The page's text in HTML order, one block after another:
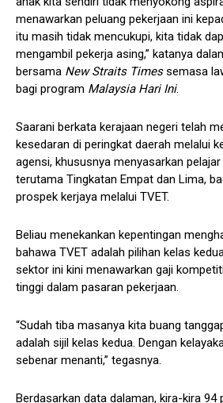
menawarkan peluang pekerjaan ini
itu masih tidak mencukupi, kita tidak
mengambil pekerja asing,” katanya
bersama New Straits Timessemasa
bagi program Malaysia Hari Ini.
Saarani berkata kerajaan negeri telah
kesedaran di peringkat daerah melalui
agensi, khususnya menyasarkan
terutama Tingkatan Empat dan Lima,
prospek kerjaya melalui TVET.
Beliau menekankan kepentingan
bahawa TVET adalah pilihan kelas
sektor ini kini menawarkan gaji
tinggi dalam pasaran pekerjaan.
“Sudah tiba masanya kita buang
adalah sijil kelas kedua. Dengan
sebenar menanti,” tegasnya.
Berdasarkan data dalaman, kira-kira 94